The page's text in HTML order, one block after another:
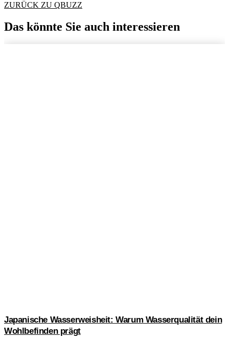
ZURÜCK ZU QBUZZ
Das könnte Sie auch interessieren
Japanische Wasserweisheit: Warum Wasserqualität dein
Wohlbefinden prägt